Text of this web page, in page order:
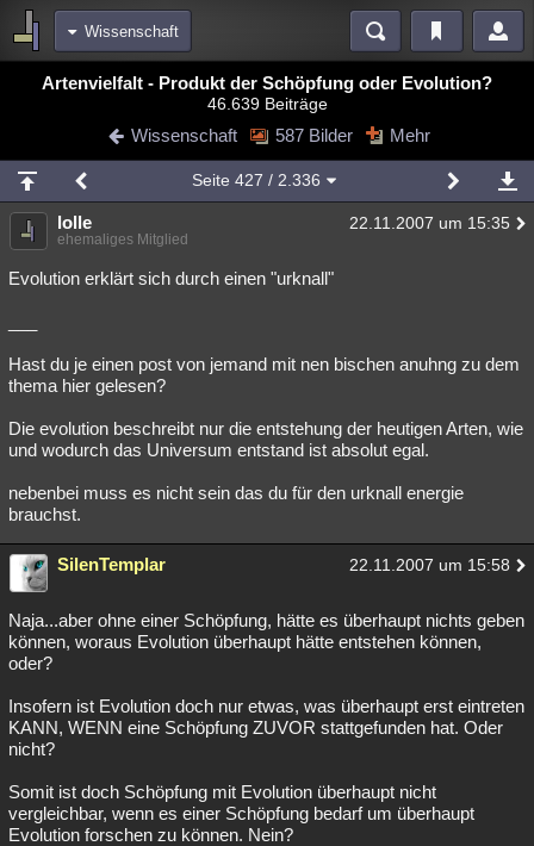
Wissenschaft
Bereiche
Diskussionen Blogs Videos
Chat Wiki Neuigkeiten
meine Rubriken
Menschen Mystery Kriminalfälle
Spiritualität Verschwörungen Technologie
weitere Rubriken
Philosophie Träume
Astronomie Helpdesk Gruppen Gaming Filme
Musik Clash Verbesserungen Allmystery English
Übersichten
Besucht Teilgenommen Geschlossen
Artenvielfalt - Produkt der Schöpfung oder Evolution?
46.639 Beiträge
Wissenschaft 587 Bilder Mehr
Seite 427 / 2.336
lolle 22.11.2007 um 15:35
ehemaliges Mitglied
Evolution erklärt sich durch einen "urknall"
Hast du je einen post von jemand mit nen bischen anuhng zu dem
thema hier gelesen?
Die evolution beschreibt nur die entstehung der heutigen Arten, wie
und wodurch das Universum entstand ist absolut egal.
nebenbei muss es nicht sein das du für den urknall energie
brauchst.
SilenTemplar 22.11.2007 um 15:58
Naja...aber ohne einer Schöpfung, hätte es überhaupt nichts geben
können, woraus Evolution überhaupt hätte entstehen können,
oder?
Insofern ist Evolution doch nur etwas, was überhaupt erst eintreten
KANN, WENN eine Schöpfung ZUVOR stattgefunden hat. Oder
nicht?
Somit ist doch Schöpfung mit Evolution überhaupt nicht
vergleichbar, wenn es einer Schöpfung bedarf um überhaupt
Evolution forschen zu können. Nein?